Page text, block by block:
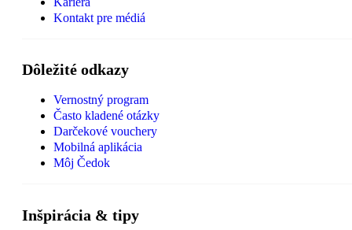
Kontakt pre médiá
Dôležité odkazy
Vernostný program
Často kladené otázky
Darčekové vouchery
Mobilná aplikácia
Môj Čedok
Inšpirácia & tipy